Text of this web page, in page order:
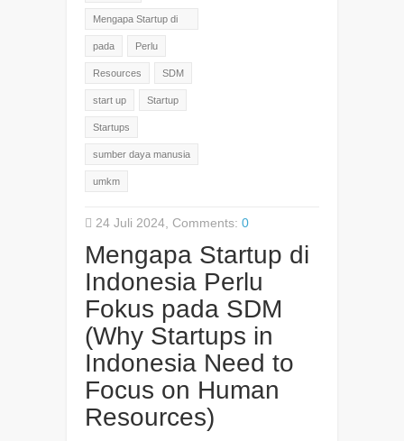
Mengapa Startup di
pada Perlu
Resources SDM
start up Startup
Startups
sumber daya manusia
umkm
24 Juli 2024, Comments: 0
Mengapa Startup di
Indonesia Perlu
Fokus pada SDM
(Why Startups in
Indonesia Need to
Focus on Human
Resources)